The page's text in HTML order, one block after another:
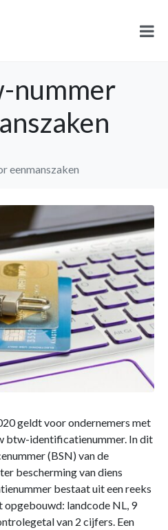
nummer
eenmanszaken
geldt voor ondernemers met
btw-identificatienummer. In dit
(BSN) van de
bescherming van diens
bestaat uit een reeks
opgebouwd: landcode NL, 9
van 2 cijfers. Een